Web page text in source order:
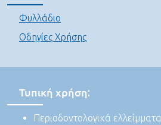
Φυλλάδιο
Οδηγίες Χρήσης
Τυπική χρήση:
Περιοδοντολογικά ελλείμματα